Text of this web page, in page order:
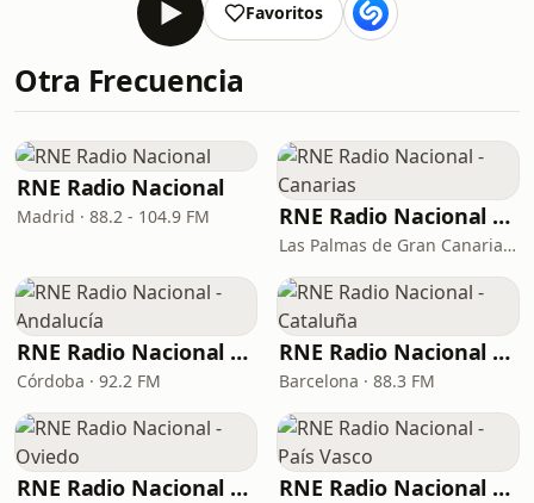
Favoritos
Otra Frecuencia
RNE Radio Nacional
Madrid · 88.2 - 104.9 FM RNE Radio Nacional - Canarias
Las Palmas de Gran Canaria · 92.8 FM
RNE Radio Nacional - Andalucía
Córdoba · 92.2 FM
RNE Radio Nacional - Cataluña
Barcelona · 88.3 FM
RNE Radio Nacional - Oviedo RNE Radio Nacional - País Vasco